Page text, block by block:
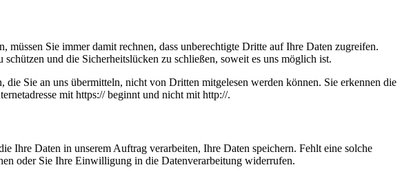
Sie immer damit rechnen, dass unberechtigte Dritte auf Ihre Daten zugreifen.
und die Sicherheitslücken zu schließen, soweit es uns möglich ist.
Sie an uns übermitteln, nicht von Dritten mitgelesen werden können. Sie erkennen die
mit https:// beginnt und nicht mit http://.
Ihre Daten in unserem Auftrag verarbeiten, Ihre Daten speichern. Fehlt eine solche
oder Sie Ihre Einwilligung in die Datenverarbeitung widerrufen.